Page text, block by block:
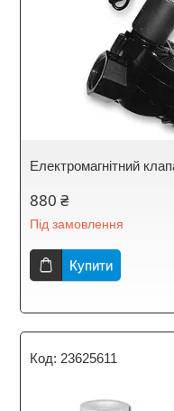
Електромагнітний
880 ₴
Під замовлення
Купити
23625611